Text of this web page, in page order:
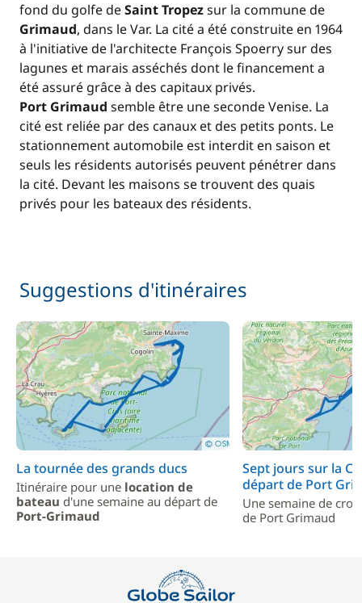
fond du golfe deSaint Tropezsur la commune de
Grimaud, dans le Var. La cité a été construite en 1964
à l'initiative de l'architecte François Spoerry sur des
lagunes et marais asséchés dont le financement a
été assuré grâce à des capitaux privés.
Port Grimaud semble être une seconde Venise. La
cité est reliée par des canaux et des petits ponts. Le
stationnement automobile est interdit en saison et
seuls les résidents autorisés peuvent pénétrer dans
la cité. Devant les maisons se trouvent des quais
privés pour les bateaux des résidents.
Suggestions d'itinéraires
La tournée des grands ducs
Itinéraire pour une location de
bateau d'une semaine au départ de
Port-Grimaud
Sept jours sur la
départ de Port
Une semaine de
de Port Grimaud